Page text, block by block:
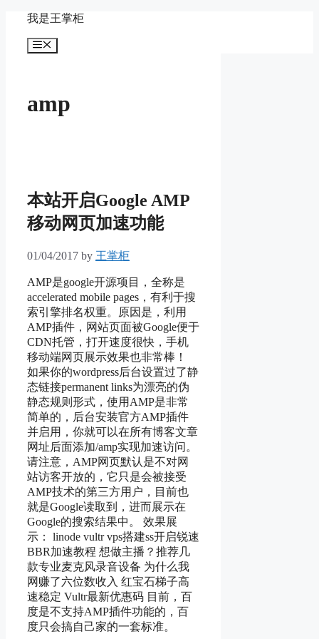
content
我是王掌柜
Menu
amp
本站开启Google AMP
移动网页加速功能
01/04/2017 by 王掌柜
AMP是google开源项目，全称是
accelerated mobile pages，有利于搜
索引擎排名权重。原因是，利用
AMP插件，网站页面被Google便于
CDN托管，打开速度很快，手机
移动端网页展示效果也非常棒！
如果你的wordpress后台设置过了静
态链接permanent links为漂亮的伪
静态规则形式，使用AMP是非常
简单的，后台安装官方AMP插件
并启用，你就可以在所有博客文章
网址后面添加/amp实现加速访问。
请注意，AMP网页默认是不对网
站访客开放的，它只是会被接受
AMP技术的第三方用户，目前也
就是Google读取到，进而展示在
Google的搜索结果中。 效果展
示： linode vultr vps搭建ss开启锐速
BBR加速教程 想做主播？推荐几
款专业麦克风录音设备 为什么我
网赚了六位数收入 红宝石梯子高
速稳定 Vultr最新优惠码 目前，百
度是不支持AMP插件功能的，百
度只会搞自己家的一套标准。